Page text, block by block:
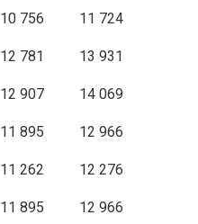
10 756 11 724
12 781 13 931
12 907 14 069
11 895 12 966
11 262 12 276
11 895 12 966